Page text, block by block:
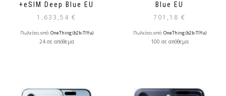
+eSIM Deep Blue EU
1.633,54 €
Πωλείται από:OneThing (b2b-TlYu)
24 σε απόθεμα
Blue EU
701,18 €
Πωλείται από:OneThing (b2b-TlYu)
100 σε απόθεμα